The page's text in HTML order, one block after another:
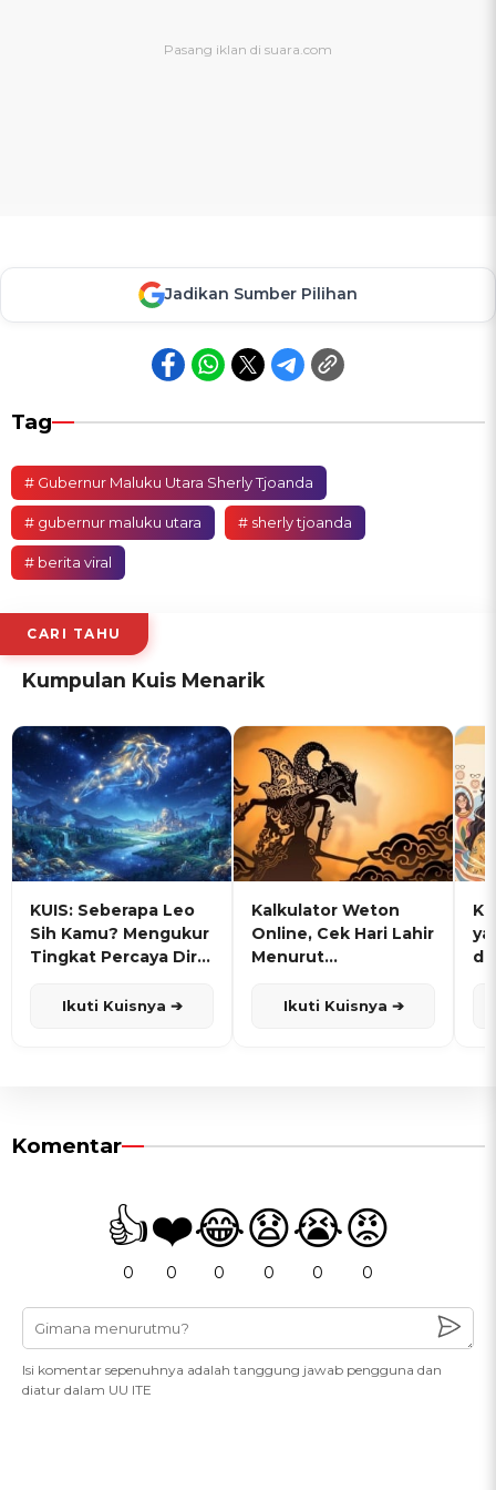
Jadikan Sumber Pilihan
Tag
# Gubernur Maluku Utara Sherly Tjoanda
# gubernur maluku utara # sherly tjoanda
# berita viral
CARI TAHU
Kumpulan Kuis Menarik
KUIS: Seberapa Leo
Sih Kamu? Mengukur
Tingkat Percaya Diri
Ikuti Kuisnya ➔
Kalkulator Weton
Online, Cek Hari Lahir
Menurut
Ikuti Kuisnya ➔
Komentar
👍
0
❤️
0
😂
0
😧
0
😭
0
😡
0
Isi komentar sepenuhnya adalah tanggung jawab pengguna dan
diatur dalam UU ITE